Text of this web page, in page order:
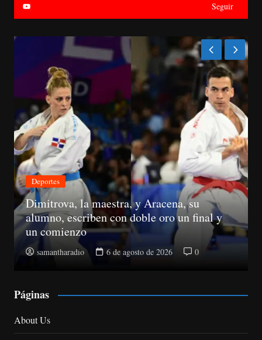
Seguir
Económica
Suspenden registros de proveedores del
Estado a 10 senadores
samantharadio 5 de agosto de 2026
Páginas
About Us